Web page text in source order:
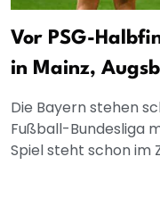
Vor PSG-
in Mainz,
Die Bayern stehen
Fußball-Bundesliga
Spiel steht schon im